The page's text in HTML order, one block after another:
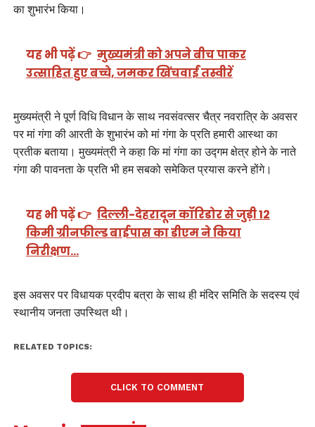
का शुभारंभ किया।
यह भी पढ़ें 👉 मुख्यमंत्री को अपने बीच पाकर
उत्साहित हुए बच्चे, जमकर खिंचवाईं तस्वीरें
मुख्यमंत्री ने पूर्ण विधि विधान के साथ नवसंवत्सर चैत्र नवरात्रि के अवसर
पर मां गंगा की आरती के शुभारंभ को मां गंगा के प्रति हमारी आस्था का
प्रतीक बताया। मुख्यमंत्री ने कहा कि मां गंगा का उद्गम क्षेत्र होने के नाते
गंगा की पावनता के प्रति भी हम सबको समेकित प्रयास करने होंगे।
यह भी पढ़ें 👉 दिल्ली-देहरादून कॉरिडोर से जुड़ी 12
किमी ग्रीनफील्ड बाईपास का डीएम ने किया
निरीक्षण…
इस अवसर पर विधायक प्रदीप बत्रा के साथ ही मंदिर समिति के सदस्य एवं
स्थानीय जनता उपस्थित थी।
RELATED TOPICS:
CLICK TO COMMENT